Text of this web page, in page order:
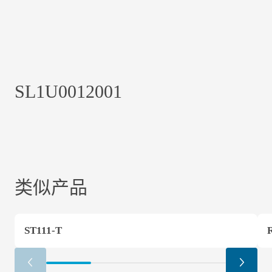
SL1U0012001
类似产品
ST111-T